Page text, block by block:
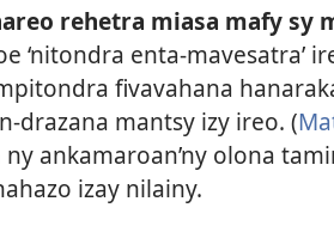
rehetra miasa mafy sy
‘nitondra enta-mavesatra’
fivavahana
drazana mantsy izy ireo. (
ankamaroan’ny olona
izay nilainy.